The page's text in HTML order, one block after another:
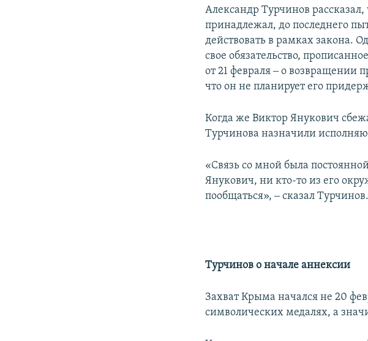
Александр Турчинов
принадлежал, до последнего
действовать в рамках закона.
свое обязательство,
от 21 февраля ‒ о возвращении
что он не планирует его
Когда же Виктор Янукович
Турчинова назначили
«Связь со мной была
Янукович, ни кто-то из его
пообщаться», ‒ сказал Турчинов.
Турчинов о начале аннексии
Захват Крыма начался не 20
символических медалях, а